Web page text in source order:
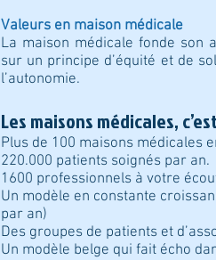
Valeurs en maison médicale
La maison médicale fonde son
sur un principe d’équité et de
l’autonomie.
Les maisons médicales,
Plus de 100 maisons médicales
220.000 patients soignés par an.
1600 professionnels à votre
Un modèle en constante
par an)
Des groupes de patients et
Un modèle belge qui fait écho